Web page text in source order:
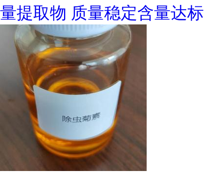
量提取物 质量稳定含量达标